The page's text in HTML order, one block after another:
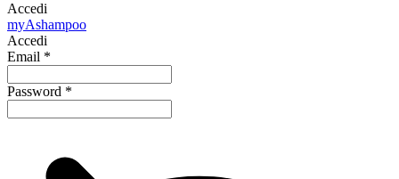
Accedi
myAshampoo
Accedi
Email *
Password *